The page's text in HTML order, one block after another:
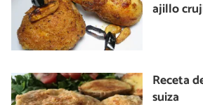
ajillo
Receta
suiza